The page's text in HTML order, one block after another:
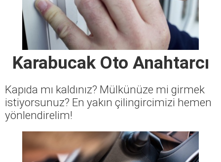
Karabucak Oto Anahtarcı
Kapıda mı kaldınız? Mülkünüze mi girmek
istiyorsunuz? En yakın çilingircimizi hemen
yönlendirelim!